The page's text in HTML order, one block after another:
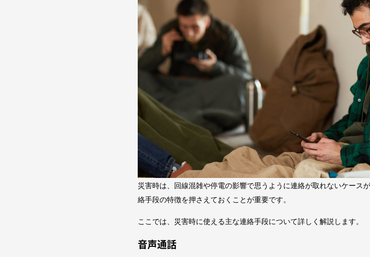
災害時は、回線混雑や停電の影響で思うように連絡が取れないケース
絡手段の特徴を押さえておくことが重要です。
ここでは、災害時に使える主な連絡手段について詳しく解説します。
音声通話